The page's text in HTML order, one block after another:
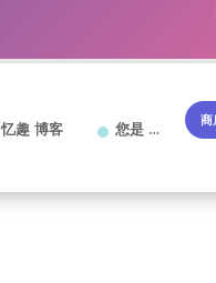
忆趣 博客 您是 … 商